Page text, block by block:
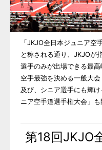
「JKJO全日本ジュニア空
と称される通り、JKJOが
選手のみが出場できる最
空手最強を決める一般大
及び、シニア選手にも輝
ニア空手道選手権大会」も
第18回JKJO